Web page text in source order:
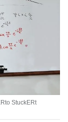
StuckERt